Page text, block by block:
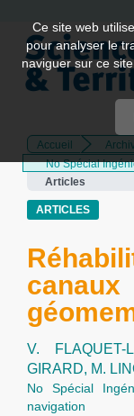
Quick
jump
page
Main
Navigation
Main
Content
Accueil
No Spécial
Articles
ARTICLES
V. FLAQUET-
GIRARD, M.
No Spécial
navigation
Ce site web
pour analyser le
naviguer sur ce